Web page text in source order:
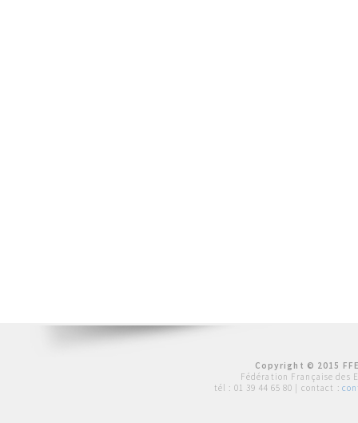
Copyright © 2015
Fédération Française des
tél : 01 39 44 65 80 | contact :